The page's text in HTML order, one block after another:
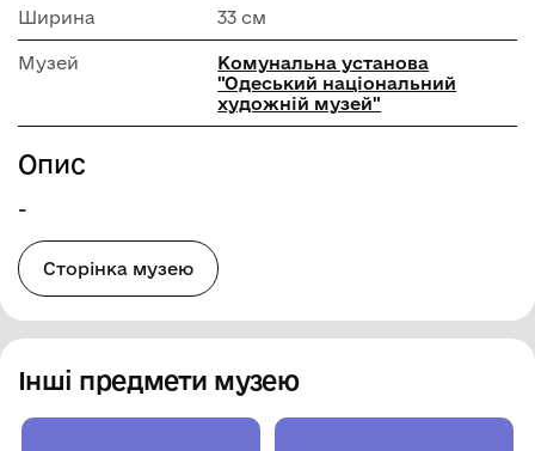
Ширина 33 см
Музей
Комунальна установа
"Одеський національний
художній музей"
Опис
-
Сторінка музею
Інші предмети музею